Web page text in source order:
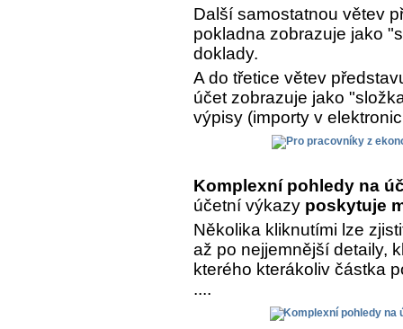
Další samostatnou větev
pokladna zobrazuje jako
doklady.
A do třetice větev
účet zobrazuje jako
výpisy (importy v
Komplexní pohledy na
účetní výkazy poskytuje
Několika kliknutími lze
až po nejjemnější detaily,
kterého kterákoliv částka
....